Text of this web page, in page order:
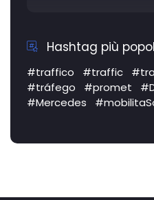
Hashtag più
#traffico #traffic
#tráfego
#promet
#Mercedes